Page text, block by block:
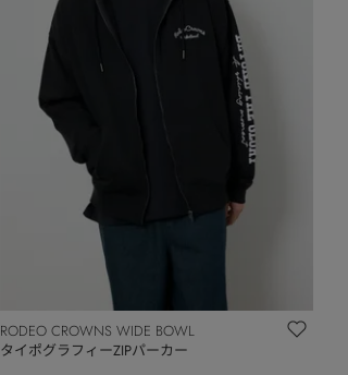
RODEO CROWNS WIDE BOWL
タイポグラフィーZIPパーカー